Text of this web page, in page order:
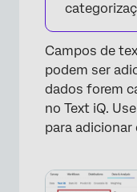
Campos de
podem ser
dados forem
no Text iQ.
para adicionar